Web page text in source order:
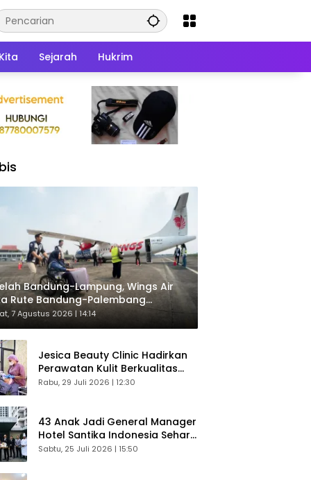
Sejarah Hukrim
Bandung-Lampung, Wings Air
Rute Bandung-Palembang
Langsung Penumpang
7 Agustus 2026 | 14:14
Jesica Beauty Clinic Hadirkan
Perawatan Kulit Berkualitas
Plus Konsultasi Gratis
Rabu, 29 Juli 2026 | 12:30
43 Anak Jadi General Manager
Hotel Santika Indonesia Sehari
Sukses Digelar
Sabtu, 25 Juli 2026 | 15:50